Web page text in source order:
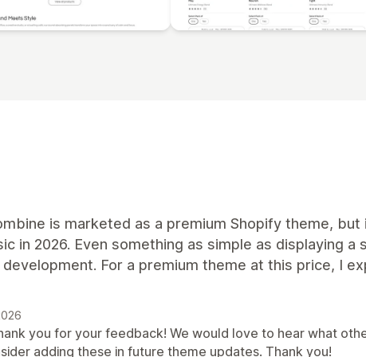
is marketed as a premium Shopify theme, but
in 2026. Even something as simple as displaying a
For a premium theme at this price, I
you for your feedback! We would love to hear what
adding these in future theme updates. Thank you!